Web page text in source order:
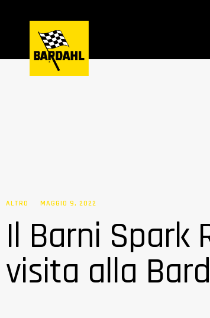
ALTRO MAGGIO 9, 2022
Il Barni Spark
visita alla